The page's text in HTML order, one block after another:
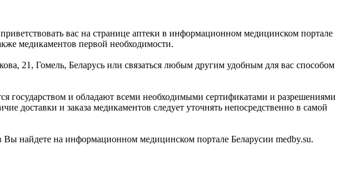
вас на странице аптеки в информационном медицинском портале
медикаментов первой необходимости.
21, Гомель, Беларусь или связаться любым другим удобным для вас способом
государством и обладают всеми необходимыми сертификатами и разрешениями
доставки и заказа медикаментов следует уточнять непосредственно в самой
найдете на информационном медицинском портале Беларусии medby.su.